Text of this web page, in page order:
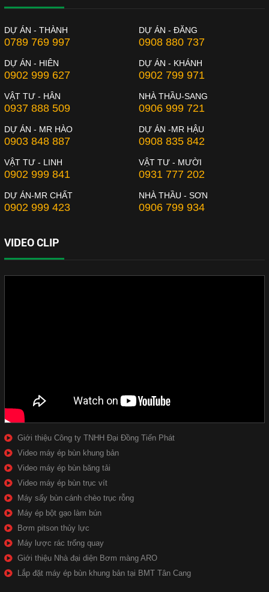
DỰ ÁN - THÀNH
0789 769 997
DỰ ÁN - ĐĂNG
0908 880 737
DỰ ÁN - HIÊN
0902 999 627
DỰ ÁN - KHÁNH
0902 799 971
VẬT TƯ - HÂN
0937 888 509
NHÀ THẦU-SANG
0906 999 721
DỰ ÁN - MR HÀO
0903 848 887
DỰ ÁN -MR HẬU
0908 835 842
VẬT TƯ - LINH
0902 999 841
VẬT TƯ - MƯỜI
0931 777 202
DỰ ÁN-MR CHẤT
0902 999 423
NHÀ THẦU - SƠN
0906 799 934
VIDEO CLIP
Giới thiệu Công ty TNHH Đại Đồng Tiến Phát
Video máy ép bùn khung bản
Video máy ép bùn băng tải
Video máy ép bùn trục vít
Máy sấy bùn cánh chèo trục rỗng
Máy ép bột gạo làm bún
Bơm pitson thủy lực
Máy lược rác trống quay
Giới thiệu Nhà đại diện Bơm màng ARO
Lắp đặt máy ép bùn khung bản tại BMT Tân Cang